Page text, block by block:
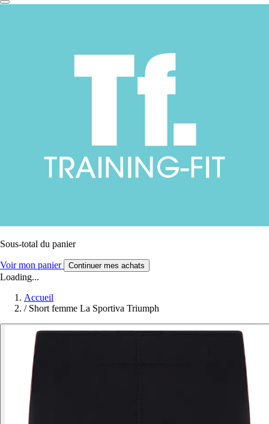
Sous-total du panier
Voir mon panier Continuer mes achats
Loading...
Accueil
/ Short femme La Sportiva Triumph